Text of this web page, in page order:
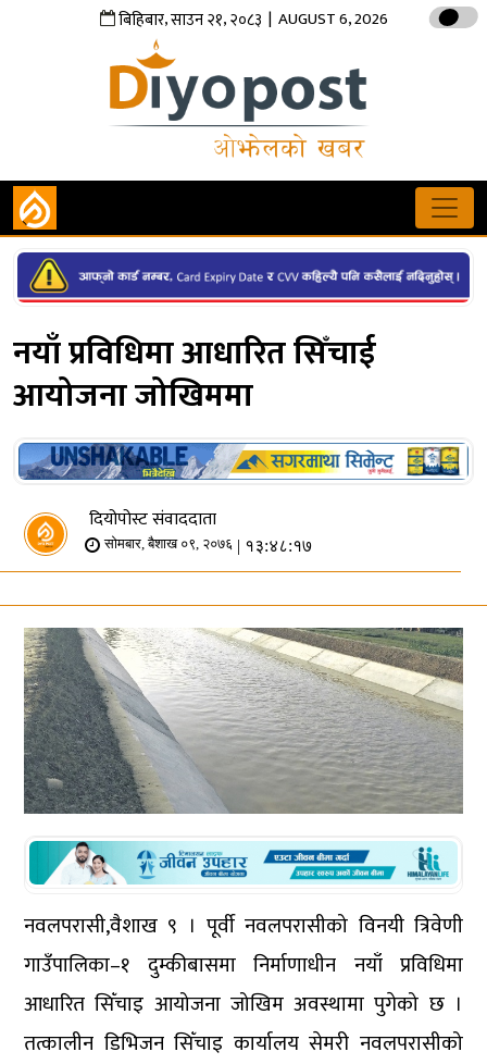
बिहिबार,साउन२१,२०८३ | AUGUST 6, 2026
नयाँ प्रविधिमा आधारित सिँचाई
आयोजना जोखिममा
दियोपोस्ट संवाददाता
सोमबार, बैशाख ०९, २०७६ | १३:४८:१७
नवलपरासी,वैशाख ९ । पूर्वी नवलपरासीको विनयी त्रिवेणी
गाउँपालिका–१ दुम्कीबासमा निर्माणाधीन नयाँ प्रविधिमा
आधारित सिँचाइ आयोजना जोखिम अवस्थामा पुगेको छ ।
तत्कालीन डिभिजन सिँचाइ कार्यालय सेमरी नवलपरासीको